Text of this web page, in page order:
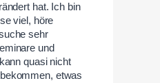
hat. Ich bin
viel, höre
sehr
und
quasi nicht
etwas